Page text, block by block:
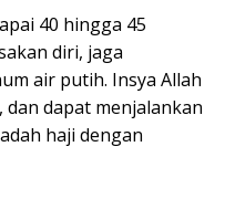
40 hingga 45
diri, jaga
air putih. Insya Allah
dan dapat menjalankan
haji dengan